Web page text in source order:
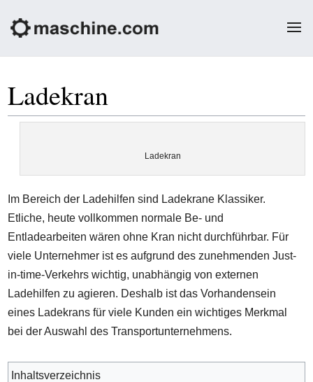
Ladekran
Ladekran
Im Bereich der Ladehilfen sind Ladekrane Klassiker.
Etliche, heute vollkommen normale Be- und
Entladearbeiten wären ohne Kran nicht durchführbar. Für
viele Unternehmer ist es aufgrund des zunehmenden Just-
in-time-Verkehrs wichtig, unabhängig von externen
Ladehilfen zu agieren. Deshalb ist das Vorhandensein
eines Ladekrans für viele Kunden ein wichtiges Merkmal
bei der Auswahl des Transportunternehmens.
Inhaltsverzeichnis